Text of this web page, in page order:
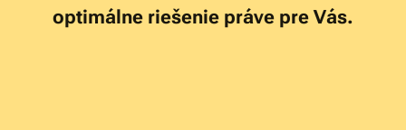
optimálne riešenie práve pre Vás.